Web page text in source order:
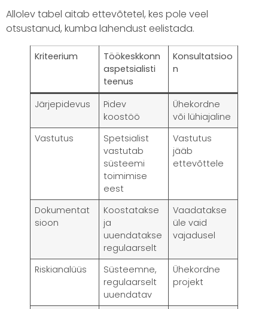
Allolev tabel aitab ettevõtetel, kes pole veel
otsustanud, kumba lahendust eelistada.
Kriteerium
Töökeskkonn
aspetsialisti
teenus
Konsultatsioo
n
Järjepidevus
Pidev
koostöö
Ühekordne
või lühiajaline
Vastutus
Spetsialist
vastutab
süsteemi
toimimise
eest
Vastutus
jääb
ettevõttele
Dokumentat
sioon
Koostatakse
ja
uuendatakse
regulaarselt
Vaadatakse
üle vaid
vajadusel
Riskianalüüs
Süsteemne,
regulaarselt
uuendatav
Ühekordne
projekt